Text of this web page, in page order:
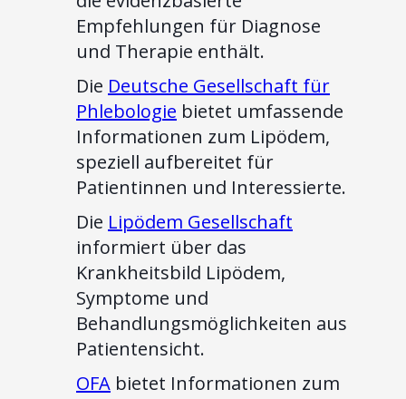
Empfehlungen für Diagnose
und Therapie enthält.
Die Deutsche Gesellschaft für
Phlebologie bietet umfassende
Informationen zum Lipödem,
speziell aufbereitet für
Patientinnen und Interessierte.
Die Lipödem Gesellschaft
informiert über das
Krankheitsbild Lipödem,
Symptome und
Behandlungsmöglichkeiten aus
Patientensicht.
OFA bietet Informationen zum